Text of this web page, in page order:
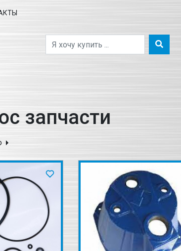
запчасти